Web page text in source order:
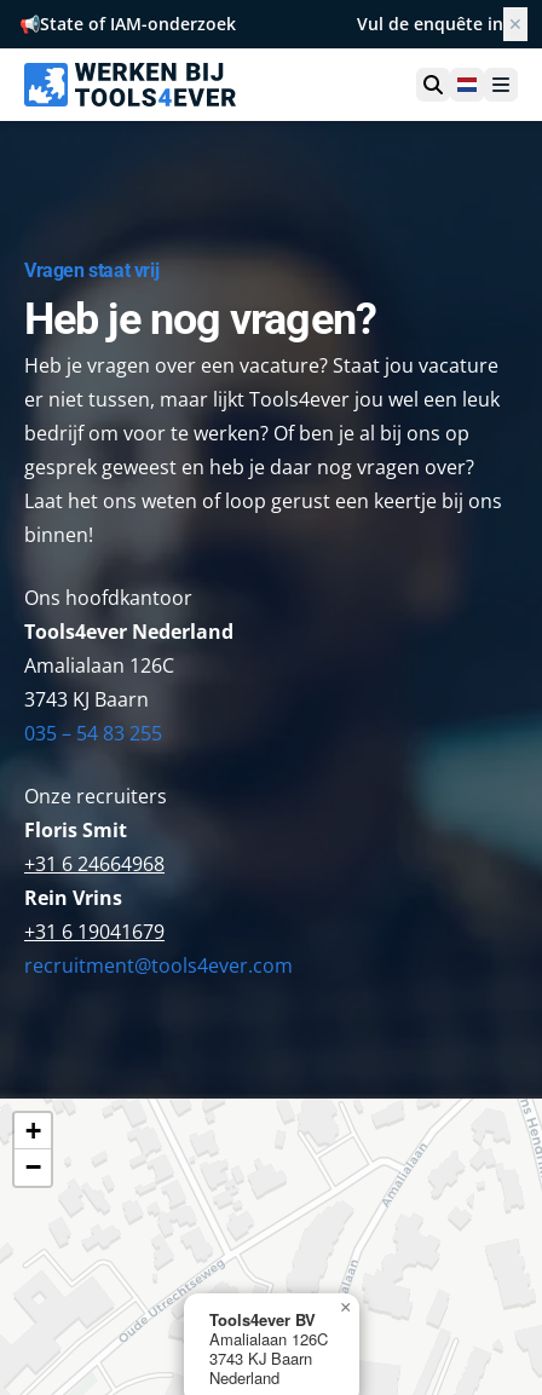
📢State of IAM-onderzoek Vul de enquête in ✕
Vragen staat vrij
Heb je nog vragen?
Heb je vragen over een vacature? Staat jou vacature
er niet tussen, maar lijkt Tools4ever jou wel een leuk
bedrijf om voor te werken? Of ben je al bij ons op
gesprek geweest en heb je daar nog vragen over?
Laat het ons weten of loop gerust een keertje bij ons
binnen!
Ons hoofdkantoor
Tools4ever Nederland
Amalialaan 126C
3743 KJ Baarn
035 – 54 83 255
Onze recruiters
Floris Smit
+31 6 24664968
Rein Vrins
+31 6 19041679
recruitment@tools4ever.com
Tools4ever BV
Amalialaan 126C
3743 KJ Baarn
Nederland
×
+
−